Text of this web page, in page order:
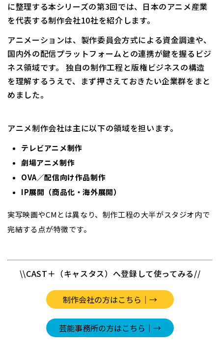
に整理する本シリーズの第3回では、日本のアニメ産業
を代表する制作会社10社を紹介します。
アニメーションは、製作委員会方式による資金調達や、
国内外の配信プラットフォームとの連携が鍵を握るビジ
ネス領域です。 独自の制作工程と版権ビジネスの構造
を理解するうえで、まず押さえておきたい企業群をまと
めました。
アニメ制作会社は主に以下の領域を担います。
テレビアニメ制作
劇場アニメ制作
OVA／配信向け作品制作
IP展開（商品化・海外展開）
実写映画やCMとは異なり、制作工程の大半がスタジオ内で
完結する点が特徴です。
\\CAST＋（キャスタス）へ登録して使ってみる//